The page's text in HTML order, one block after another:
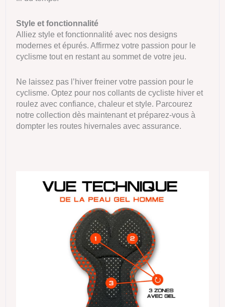
Style et fonctionnalité
Alliez style et fonctionnalité avec nos designs
modernes et épurés. Affirmez votre passion pour le
cyclisme tout en restant au sommet de votre jeu.
Ne laissez pas l’hiver freiner votre passion pour le
cyclisme. Optez pour nos collants de cycliste hiver et
roulez avec confiance, chaleur et style. Parcourez
notre collection dès maintenant et préparez-vous à
dompter les routes hivernales avec assurance.